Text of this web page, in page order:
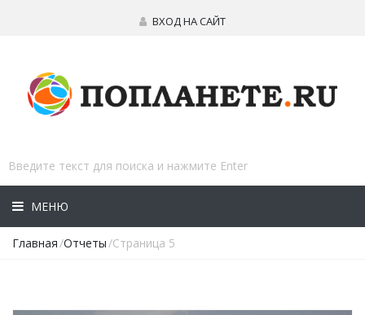
ВХОД НА САЙТ
МЕНЮ
Главная/Отчеты/Страница 5